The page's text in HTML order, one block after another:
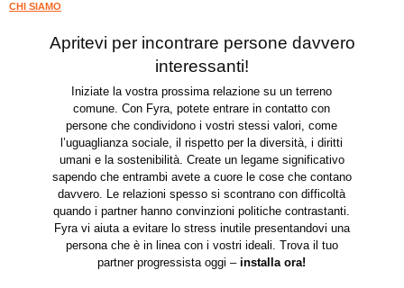
CHI SIAMO
Apritevi per incontrare persone davvero
interessanti!
Iniziate la vostra prossima relazione su un terreno
comune. Con Fyra, potete entrare in contatto con
persone che condividono i vostri stessi valori, come
l’uguaglianza sociale, il rispetto per la diversità, i diritti
umani e la sostenibilità. Create un legame significativo
sapendo che entrambi avete a cuore le cose che contano
davvero. Le relazioni spesso si scontrano con difficoltà
quando i partner hanno convinzioni politiche contrastanti.
Fyra vi aiuta a evitare lo stress inutile presentandovi una
persona che è in linea con i vostri ideali. Trova il tuo
partner progressista oggi –installa ora!